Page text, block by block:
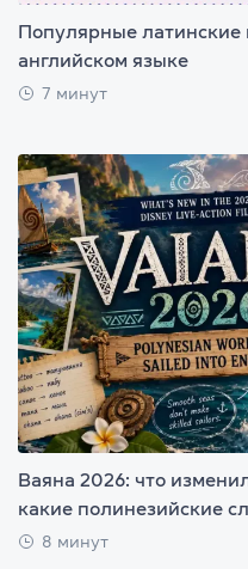
Популярные
английском языке
7 минут
Ваяна 2026: что
какие полинезийские
8 минут